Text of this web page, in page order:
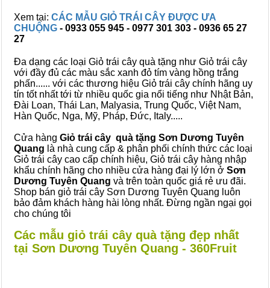
Xem tại: CÁC MẪU GIỎ TRÁI CÂY ĐƯỢC ƯA
CHUỘNG - 0933 055 945 - 0977 301 303 - 0936 65 27
27
Đa dạng các loại Giỏ trái cây quà tặng như Giỏ trái cây
với đầy đủ các màu sắc xanh đỏ tím vàng hồng trắng
phấn...... với các thương hiệu Giỏ trái cây chính hãng uy
tín tốt nhất tới từ nhiều quốc gia nổi tiếng như Nhật Bản,
Đài Loan, Thái Lan, Malyasia, Trung Quốc, Việt Nam,
Hàn Quốc, Nga, Mỹ, Pháp, Đức, Italy.....
Cửa hàng Giỏ trái cây quà tặng Sơn Dương Tuyên
Quang là nhà cung cấp & phân phối chính thức các loại
Giỏ trái cây cao cấp chính hiệu, Giỏ trái cây hàng nhập
khẩu chính hãng cho nhiều cửa hàng đại lý lớn ở Sơn
Dương Tuyên Quang và trên toàn quốc giá rẻ ưu đãi.
Shop bán giỏ trái cây Sơn Dương Tuyên Quang luôn
bảo đảm khách hàng hài lòng nhất. Đừng ngần ngại gọi
cho chúng tôi
Các mẫu giỏ trái cây quà tặng đẹp nhất
tại Sơn Dương Tuyên Quang - 360Fruit